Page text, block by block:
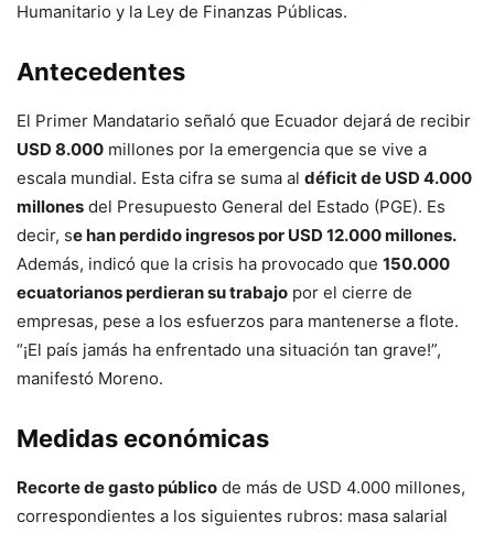
Humanitario y la Ley de Finanzas Públicas.
Antecedentes
El Primer Mandatario señaló que Ecuador dejará de recibir
USD 8.000 millones por la emergencia que se vive a
escala mundial. Esta cifra se suma al déficit de USD 4.000
millones del Presupuesto General del Estado (PGE). Es
decir, se han perdido ingresos por USD 12.000 millones.
Además, indicó que la crisis ha provocado que 150.000
ecuatorianos perdieran su trabajo por el cierre de
empresas, pese a los esfuerzos para mantenerse a flote.
“¡El país jamás ha enfrentado una situación tan grave!”,
manifestó Moreno.
Medidas económicas
Recorte de gasto público de más de USD 4.000 millones,
correspondientes a los siguientes rubros: masa salarial